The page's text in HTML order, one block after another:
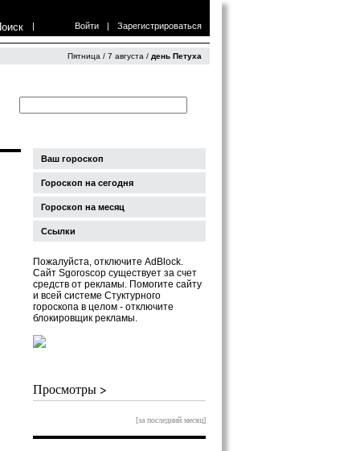
| Войти | Зарегистрироваться
Пятница / 7 августа / день Петуха
Ваш гороскоп
Гороскоп на сегодня
Гороскоп на месяц
Ссылки
Пожалуйста, отключите AdBlock.
Сайт Sgoroscop существует за счет
средств от рекламы. Помогите сайту
и всей системе Стуктурного
гороскопа в целом - отключите
блокировщик рекламы.
Просмотры >
[за последний месяц]